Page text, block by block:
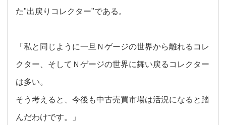
た"出戻りコレクター"である。
「私と同じように一旦Ｎゲージの世界から離れるコレ
クター、そしてＮゲージの世界に舞い戻るコレクター
は多い。
そう考えると、今後も中古売買市場は活況になると踏
んだわけです。」